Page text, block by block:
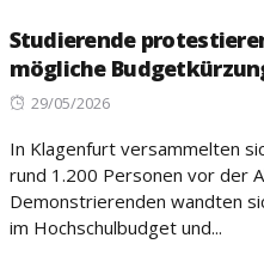
Studierende
mögliche
Posted
29/05/2026
In Klagenfurt versammelten
rund 1.200 Personen vor der
Demonstrierenden wandten
im Hochschulbudget und...